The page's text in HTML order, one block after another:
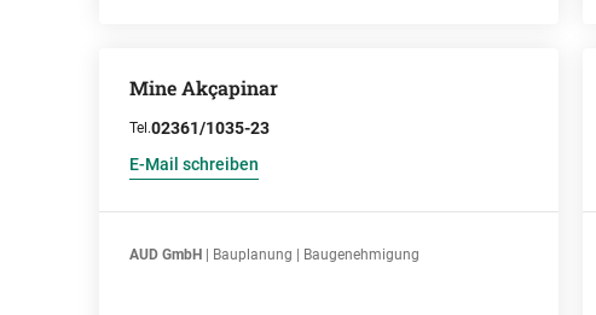
Mine Akçapinar
Tel.02361/1035-23
E-Mail schreiben
AUD GmbH | Bauplanung | Baugenehmigung